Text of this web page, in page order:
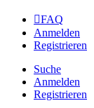
FAQ
Anmelden
Registrieren
Suche
Anmelden
Registrieren